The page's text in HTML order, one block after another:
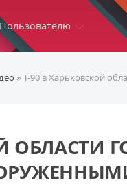
Пользователю
» Т-90 в Харьковской
ОБЛАСТИ